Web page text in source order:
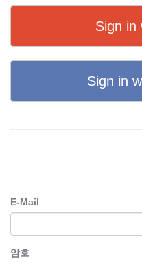
Sign in
Sign in
E-Mail
암호